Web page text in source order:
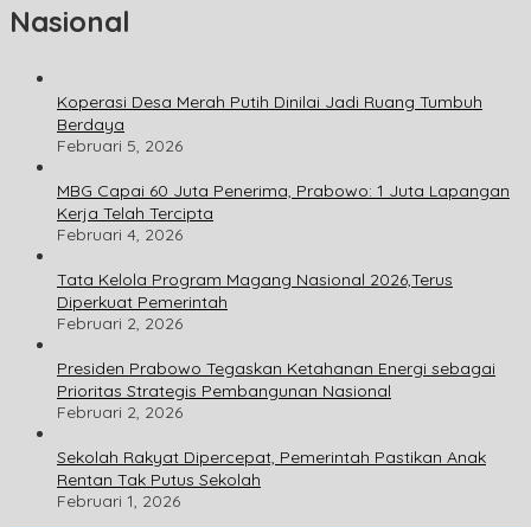
Nasional
Koperasi Desa Merah Putih Dinilai Jadi Ruang Tumbuh
Berdaya
Februari 5, 2026
MBG Capai 60 Juta Penerima, Prabowo: 1 Juta Lapangan
Kerja Telah Tercipta
Februari 4, 2026
Tata Kelola Program Magang Nasional 2026,Terus
Diperkuat Pemerintah
Februari 2, 2026
Presiden Prabowo Tegaskan Ketahanan Energi sebagai
Prioritas Strategis Pembangunan Nasional
Februari 2, 2026
Sekolah Rakyat Dipercepat, Pemerintah Pastikan Anak
Rentan Tak Putus Sekolah
Februari 1, 2026